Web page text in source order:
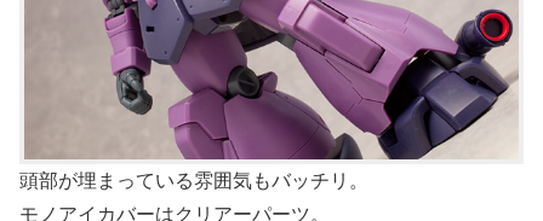
頭部が埋まっている雰囲気もバッチリ。
モノアイカバーはクリアーパーツ。